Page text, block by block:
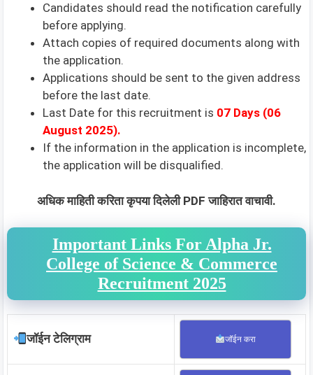
Candidates should read the notification carefully
before applying.
Attach copies of required documents along with
the application.
Applications should be sent to the given address
before the last date.
Last Date for this recruitment is 07 Days (06
August 2025).
If the information in the application is incomplete,
the application will be disqualified.
अधिक माहिती करिता कृपया दिलेली PDF जाहिरात वाचावी.
Important Links For Alpha Jr.
College of Science & Commerce
Recruitment 2025
जॉईन टेलिग्राम जॉईन करा